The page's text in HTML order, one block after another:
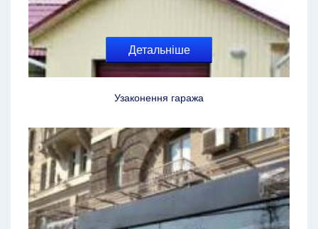
Детальніше
Узаконення гаража